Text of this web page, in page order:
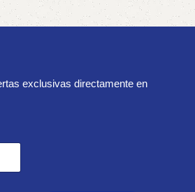
exclusivas directamente en